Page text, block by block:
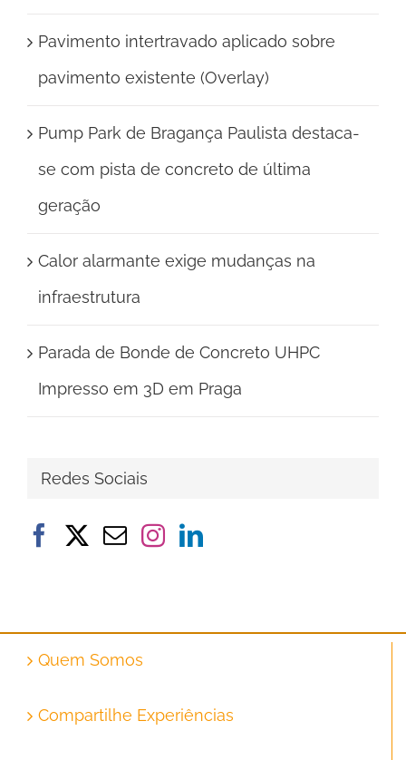
Pavimento intertravado aplicado sobre
pavimento existente (Overlay)
Pump Park de Bragança Paulista destaca-
se com pista de concreto de última
geração
Calor alarmante exige mudanças na
infraestrutura
Parada de Bonde de Concreto UHPC
Impresso em 3D em Praga
Redes Sociais
Quem Somos
Compartilhe Experiências